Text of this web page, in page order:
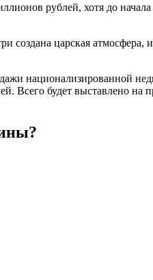
рублей, хотя до
царская атмосфера,
национализированной
Всего будет выставлено на